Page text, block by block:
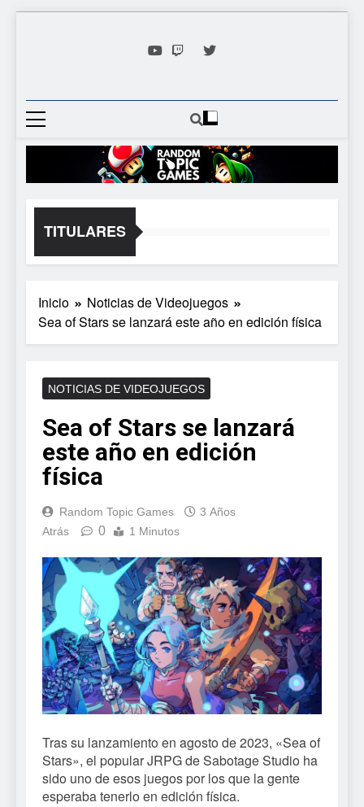
Random
Games
Videojuego Favorito
TITULARES
Inicio
Noticias de Videojuegos
Sea of Stars se lanzará este año en edición física
NOTICIAS DE VIDEOJUEGOS
Sea of Stars se lanzará
este año en edición
física
Random Topic Games
3 Años
Atrás
0 1 Minutos
Tras su lanzamiento en agosto de 2023, «Sea of
Stars», el popular JRPG de Sabotage Studio ha
sido uno de esos juegos por los que la gente
esperaba tenerlo en edición física.